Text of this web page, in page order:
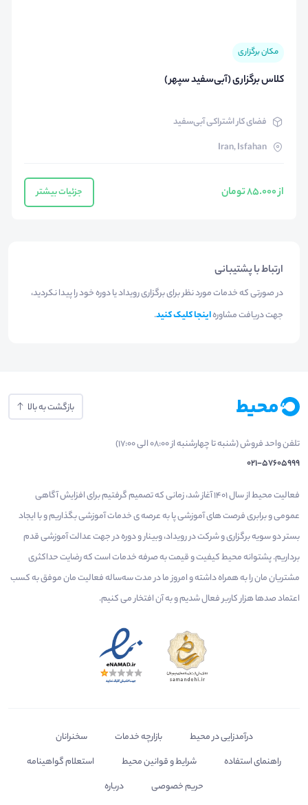
مکان برگزاری
کلاس برگزاری (آبی‌سفید سپهر )
فضای کار اشتراکی آبی‌سفید
Iran, Isfahan
از 85.000 تومان جزئیات بیشتر
ارتباط با پشتیبانی
در صورتی که خدمات مورد نظر برای برگزاری رویداد یا دوره خود را پیدا نکردید،
جهت دریافت مشاورهاینجا کلیک کنید.
بازگشت به بالا
تلفن واحد فروش (شنبه تا چهارشنبه از 08:00 الی 17:00)
021-57605999
فعالیت محیط از سال 1401 آغاز شد، زمانی که تصمیم گرفتیم برای افزایش آگاهی
عمومی و برابری فرصت های آموزشی پا به عرصه ی خدمات آموزشی بگذاریم و با ایجاد
بستر دو سویه برگزاری و شرکت در رویداد، وبینار و دوره در جهت عدالت آموزشی قدم
برداریم. پشتوانه محیط کیفیت و قیمت به صرفه خدمات است که رضایت حداکثری
مشتریان مان را به همراه داشته و امروز ما در مدت سه‌ساله فعالیت مان موفق به کسب
اعتماد صدها هزار کاربر فعال شدیم و به آن افتخار می‌ کنیم.
درآمدزایی در محیط بازارچه خدمات
سخنرانان
راهنمای استفاده
شرایط و قوانین محیط
استعلام گواهینامه
حریم خصوصی
درباره